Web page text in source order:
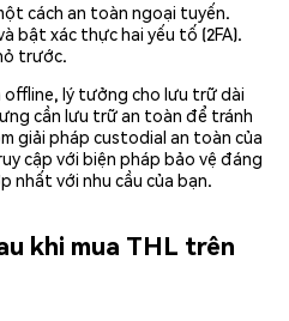
cách an toàn ngoại tuyến.
bật xác thực hai yếu tố (2FA).
trước.
offline, lý tưởng cho lưu trữ dài
cần lưu trữ an toàn để tránh
giải pháp custodial an toàn của
cập với biện pháp bảo vệ đáng
nhất với nhu cầu của bạn.
khi mua THL trên